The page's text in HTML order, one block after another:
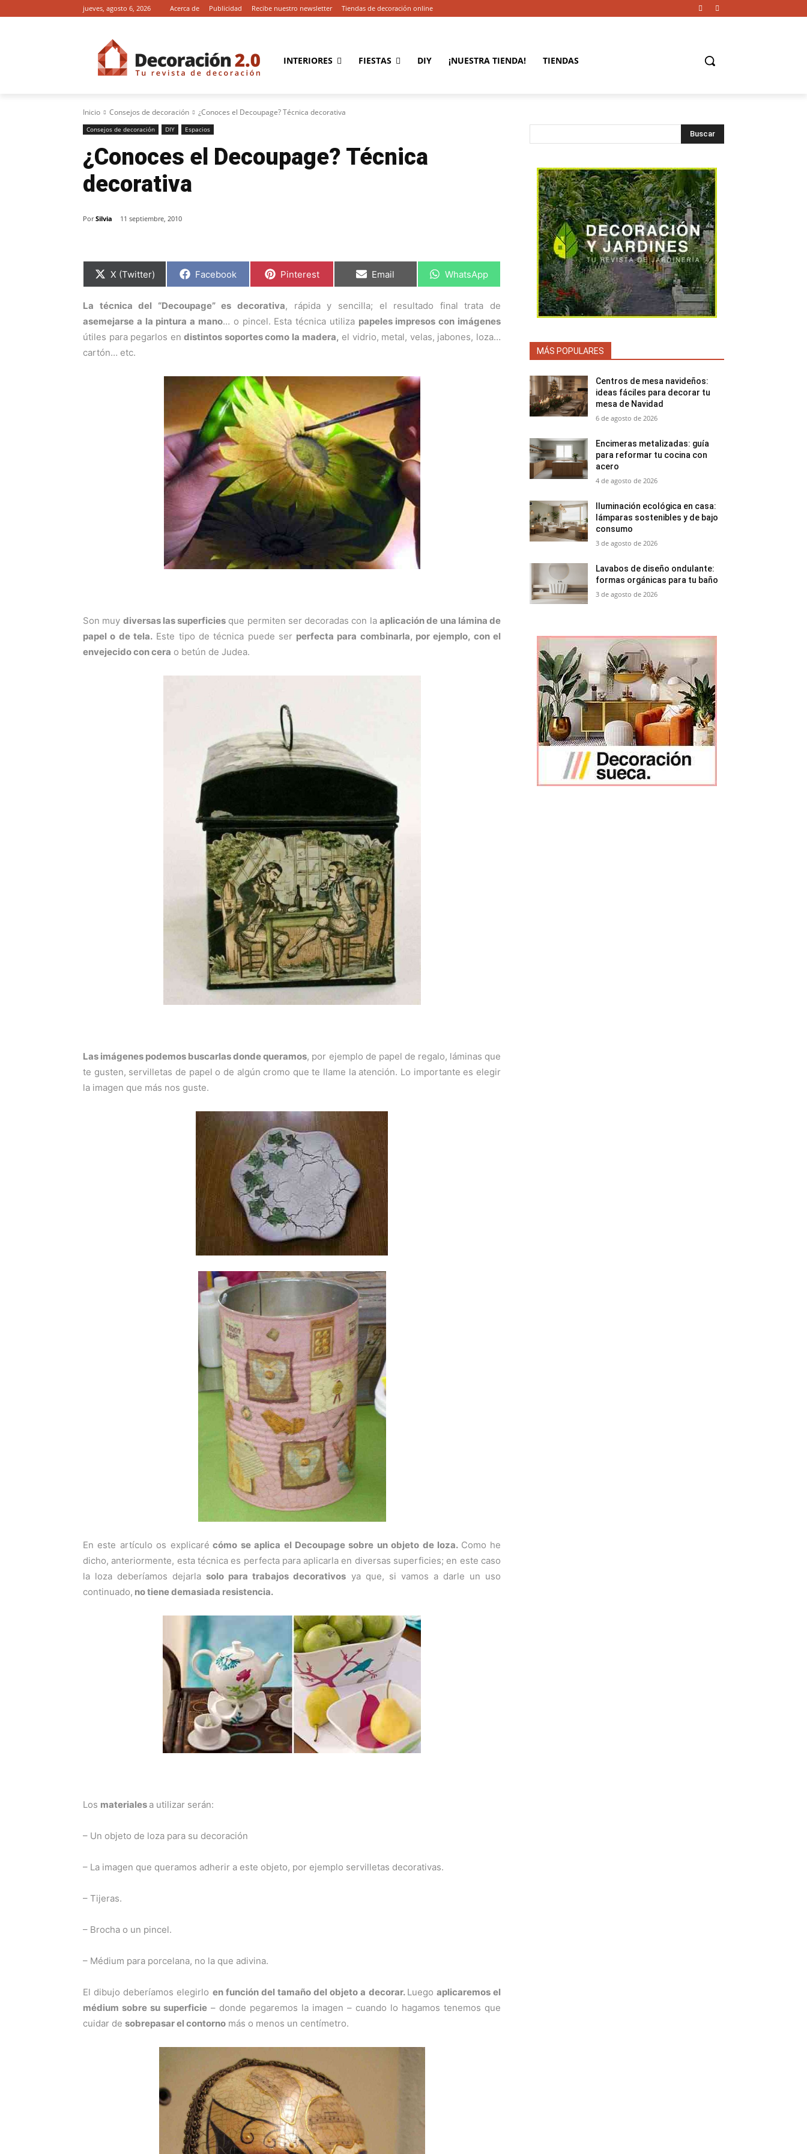
jueves, agosto 6, 2026 Acerca de Publicidad Recibe nuestro newsletter Tiendas de decoración online
INTERIORES FIESTAS DIY ¡NUESTRA TIENDA! TIENDAS
Inicio Consejos de decoración ¿Conoces el Decoupage? Técnica decorativa
Consejos de decoración DIY Espacios
¿Conoces el Decoupage? Técnica
decorativa
Por Silvia 11 septiembre, 2010
C
a
r
t
i
r
e
X (Twitter) C
a
i
Facebook C
a
r
t
i
Pinterest C
a
r
t
i
Email C
p
a
r
t
i
WhatsApp
La técnica del “Decoupage” es decorativa, rápida y sencilla; el resultado final trata de
asemejarse a la pintura a mano… o pincel. Esta técnica utiliza papeles impresos con imágenes
útiles para pegarlos endistintos soportes como la madera, el vidrio, metal, velas, jabones, loza…
cartón… etc.
Son muy diversas las superficies que permiten ser decoradas con la aplicación de una lámina de
papel o de tela.Este tipo de técnica puede ser perfecta para combinarla, por ejemplo, con el
envejecido con cera o betún de Judea.
Las imágenes podemos buscarlas donde queramos, por ejemplo de papel de regalo, láminas que
te gusten, servilletas de papel o de algún cromo que te llame la atención. Lo importante es elegir
la imagen que más nos guste.
En este artículo os explicaré cómo se aplica el Decoupage sobre un objeto de loza. Como he
dicho, anteriormente, esta técnica es perfecta para aplicarla en diversas superficies; en este caso
la loza deberíamos dejarla solo para trabajos decorativos ya que, si vamos a darle un uso
continuado, no tiene demasiada resistencia.
Los materiales a utilizar serán:
– Un objeto de loza para su decoración
– La imagen que queramos adherir a este objeto, por ejemplo servilletas decorativas.
– Tijeras.
– Brocha o un pincel.
– Médium para porcelana, no la que adivina.
El dibujo deberíamos elegirlo en función del tamaño del objeto a decorar. Luego aplicaremos el
médium sobre su superficie – donde pegaremos la imagen – cuando lo hagamos tenemos que
cuidar de sobrepasar el contorno más o menos un centímetro.
Buscar
MÁS POPULARES
Centros de mesa navideños:
ideas fáciles para decorar tu
mesa de Navidad
6 de agosto de 2026
Encimeras metalizadas: guía
para reformar tu cocina con
acero
4 de agosto de 2026
Iluminación ecológica en casa:
lámparas sostenibles y de bajo
consumo
3 de agosto de 2026
Lavabos de diseño ondulante:
formas orgánicas para tu baño
3 de agosto de 2026